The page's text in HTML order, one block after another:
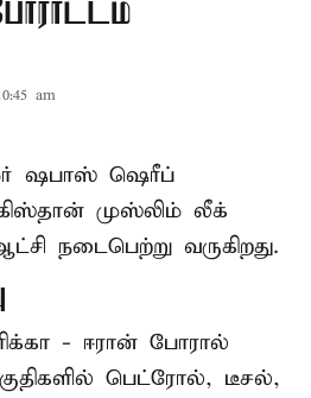
am
ஷபாஸ் ஷெரீப்
முஸ்லிம் லீக்
நடைபெற்று வருகிறது.
- ஈரான் போரால்
பெட்ரோல், டீசல்,